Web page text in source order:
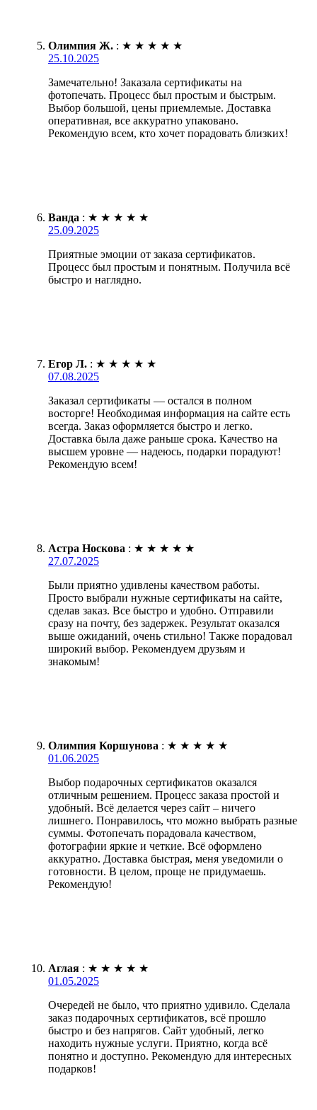
Олимпия Ж. : ★ ★ ★ ★ ★
25.10.2025
Замечательно! Заказала сертификаты на
фотопечать. Процесс был простым и быстрым.
Выбор большой, цены приемлемые. Доставка
оперативная, все аккуратно упаковано.
Рекомендую всем, кто хочет порадовать близких!
Ванда : ★ ★ ★ ★ ★
25.09.2025
Приятные эмоции от заказа сертификатов.
Процесс был простым и понятным. Получила всё
быстро и наглядно.
Егор Л. : ★ ★ ★ ★ ★
07.08.2025
Заказал сертификаты — остался в полном
восторге! Необходимая информация на сайте есть
всегда. Заказ оформляется быстро и легко.
Доставка была даже раньше срока. Качество на
высшем уровне — надеюсь, подарки порадуют!
Рекомендую всем!
Астра Носкова : ★ ★ ★ ★ ★
27.07.2025
Были приятно удивлены качеством работы.
Просто выбрали нужные сертификаты на сайте,
сделав заказ. Все быстро и удобно. Отправили
сразу на почту, без задержек. Результат оказался
выше ожиданий, очень стильно! Также порадовал
широкий выбор. Рекомендуем друзьям и
знакомым!
Олимпия Коршунова : ★ ★ ★ ★ ★
01.06.2025
Выбор подарочных сертификатов оказался
отличным решением. Процесс заказа простой и
удобный. Всё делается через сайт – ничего
лишнего. Понравилось, что можно выбрать разные
суммы. Фотопечать порадовала качеством,
фотографии яркие и четкие. Всё оформлено
аккуратно. Доставка быстрая, меня уведомили о
готовности. В целом, проще не придумаешь.
Рекомендую!
Аглая : ★ ★ ★ ★ ★
01.05.2025
Очередей не было, что приятно удивило. Сделала
заказ подарочных сертификатов, всё прошло
быстро и без напрягов. Сайт удобный, легко
находить нужные услуги. Приятно, когда всё
понятно и доступно. Рекомендую для интересных
подарков!